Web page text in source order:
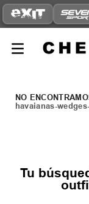
havaianas-
Tu